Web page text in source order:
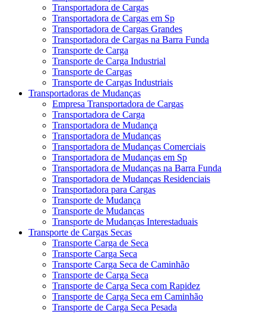
Transportadora de Cargas
Transportadora de Cargas em Sp
Transportadora de Cargas Grandes
Transportadora de Cargas na Barra Funda
Transporte de Carga
Transporte de Carga Industrial
Transporte de Cargas
Transporte de Cargas Industriais
Transportadoras de Mudanças
Empresa Transportadora de Cargas
Transportadora de Carga
Transportadora de Mudança
Transportadora de Mudanças
Transportadora de Mudanças Comerciais
Transportadora de Mudanças em Sp
Transportadora de Mudanças na Barra Funda
Transportadora de Mudanças Residenciais
Transportadora para Cargas
Transporte de Mudança
Transporte de Mudanças
Transporte de Mudanças Interestaduais
Transporte de Cargas Secas
Transporte Carga de Seca
Transporte Carga Seca
Transporte Carga Seca de Caminhão
Transporte de Carga Seca
Transporte de Carga Seca com Rapidez
Transporte de Carga Seca em Caminhão
Transporte de Carga Seca Pesada